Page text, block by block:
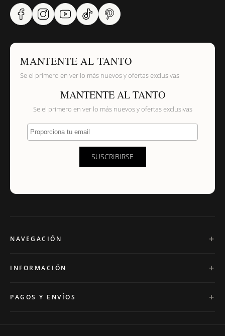
MANTENTE AL TANTO
Se el primero en ver lo más nuevos y ofertas exclusivas
MANTENTE AL TANTO
Se el primero en ver lo más nuevos y ofertas exclusivas
Proporciona tu email
SUSCRIBIRSE
NAVEGACIÓN
INFORMACIÓN
PAGOS Y ENVÍOS